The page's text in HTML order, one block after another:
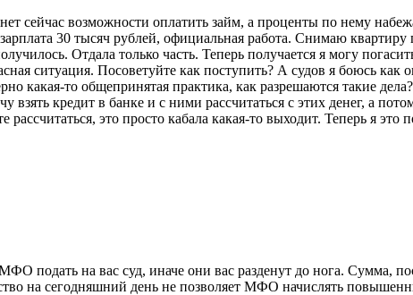
возможности оплатить займ, а проценты по нему
30 тысяч рублей, официальная работа. Снимаю квартиру
Отдала только часть. Теперь получается я могу
ситуация. Посоветуйте как поступить? А судов я боюсь как
какая-то общепринятая практика, как разрешаются такие
кредит в банке и с ними рассчитаться с этих денег, а
это просто кабала какая-то выходит. Теперь я это
подать на вас суд, иначе они вас разденут до нога. Сумма,
на сегодняшний день не позволяет МФО начислять